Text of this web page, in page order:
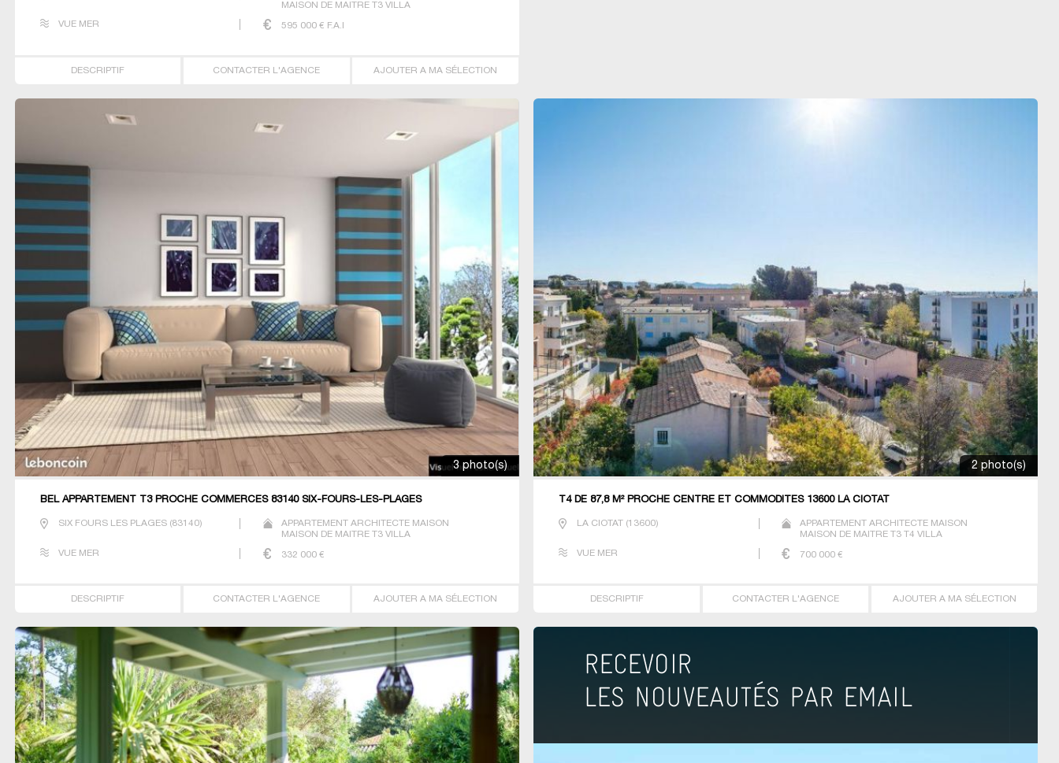
MAISON DE MAITRE T3 VILLA
VUE MER 595 000€ F.A.I
DESCRIPTIF CONTACTER L'AGENCE AJOUTER A MA SÉLECTION
3 photo(s)
BEL APPARTEMENT T3 PROCHE COMMERCES 83140 SIX-FOURS-LES-PLAGES
SIX FOURS LES PLAGES(83140)
APPARTEMENT ARCHITECTE MAISON
MAISON DE MAITRE T3 VILLA
VUE MER 332 000€
DESCRIPTIF CONTACTER L'AGENCE AJOUTER A MA SÉLECTION
2 photo(s)
T4 DE 87,8 M² PROCHE CENTRE ET COMMODITÉS 13600 LA CIOTAT
LA CIOTAT (13600)
APPARTEMENT ARCHITECTE MAISON
MAISON DE MAITRE T3 T4 VILLA
VUE MER 700 000 €
DESCRIPTIF CONTACTER L'AGENCE AJOUTER A MA SÉLECTION